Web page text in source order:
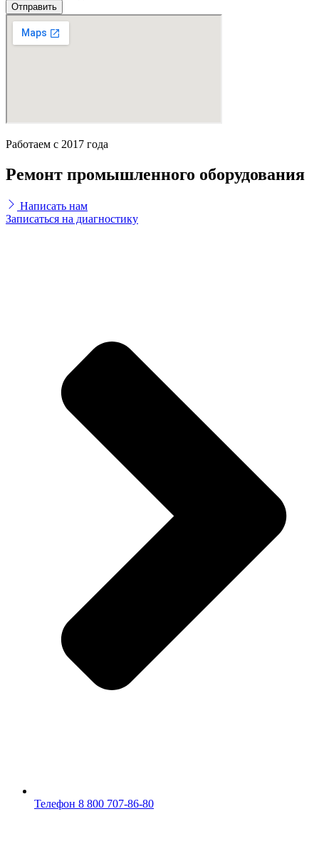
Отправить
Работаем с 2017 года
Ремонт промышленного оборудования
Написать нам
Записаться на диагностику
Телефон 8 800 707-86-80